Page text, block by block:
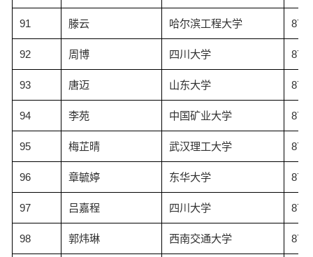
91 滕云 哈尔滨工程大学
92 周博 四川大学
93 唐迈 山东大学
94 李苑 中国矿业大学
95 梅芷晴 武汉理工大学
96 章毓婷 东华大学
97 吕嘉程 四川大学
98 郭炜琳 西南交通大学